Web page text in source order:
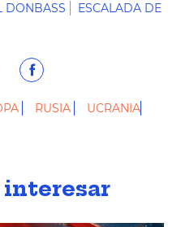
DONBASS
ESCALADA DE
RUSIA
UCRANIA
interesar